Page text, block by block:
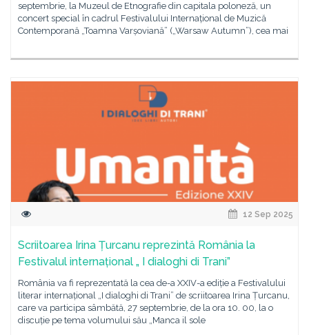
septembrie, la Muzeul de Etnografie din capitala poloneză, un
concert special în cadrul Festivalului Internațional de Muzică
Contemporană „Toamna Varșoviană” („Warsaw Autumn”), cea mai
12 Sep 2025
Scriitoarea Irina Țurcanu reprezintă România la
Festivalul internațional „ I dialoghi di Trani”
România va fi reprezentată la cea de-a XXIV-a ediție a Festivalului
literar internațional „I dialoghi di Trani” de scriitoarea Irina Țurcanu,
care va participa sâmbătă, 27 septembrie, de la ora 10. 00, la o
discuție pe tema volumului său „Manca il sole